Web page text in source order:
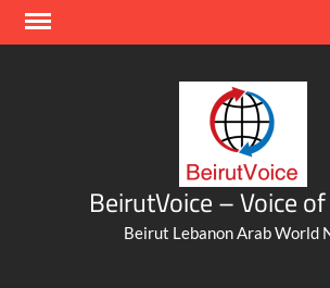
Skip
BeirutVoice – Voice
Beirut Lebanon Arab World